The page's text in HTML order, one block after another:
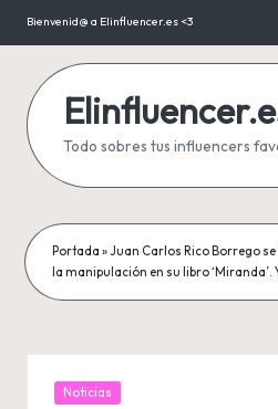
Saltar
contenido
Bienvenid@ a Elinfluencer.es <3
Todo sobres tus influencers
Portada »Juan Carlos Rico Borrego
la manipulación en su libro ‘Miranda’.
Publicada
Noticias